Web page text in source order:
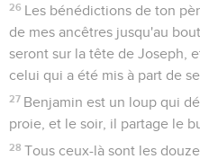
26 Les bénédictions de ton
de mes ancêtres jusqu'au
seront sur la tête de Joseph,
celui qui a été mis à part de
27 Benjamin est un loup qui
proie, et le soir, il partage le
28 Tous ceux-là sont les